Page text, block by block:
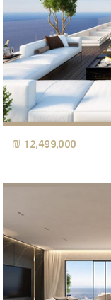
12,499,000 ₪